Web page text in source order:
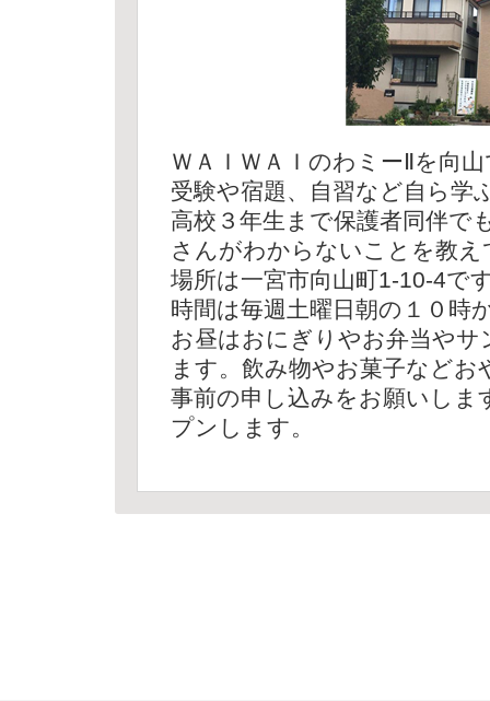
ＷＡＩＷＡＩのわミーⅡを向
受験や宿題、自習など自ら学
高校３年生まで保護者同伴で
さんがわからないことを教
場所は一宮市向山町1-10-4で
時間は毎週土曜日朝の１０時
お昼はおにぎりやお弁当や
ます。飲み物やお菓子など
事前の申し込みをお願いしま
プンします。